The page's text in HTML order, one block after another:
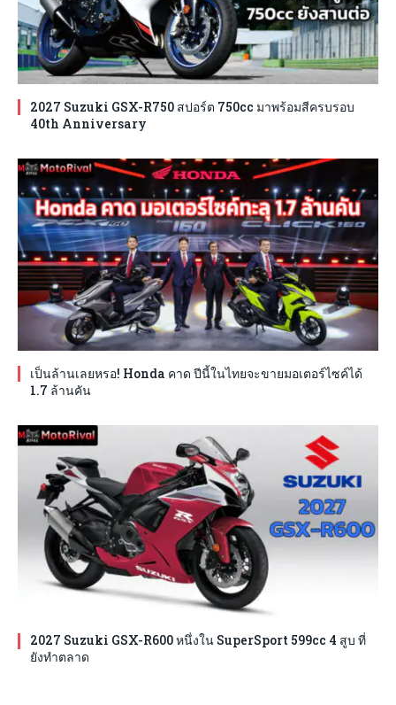
2027 Suzuki GSX-R750 สปอร์ต 750cc มาพร้อมสีครบรอบ
40th Anniversary
เป็นล้านเลยหรอ! Honda คาด ปีนี้ในไทยจะขายมอเตอร์ไซค์ได้
1.7 ล้านคัน
2027 Suzuki GSX-R600 หนึ่งใน SuperSport 599cc 4 สูบ ที่
ยังทำตลาด